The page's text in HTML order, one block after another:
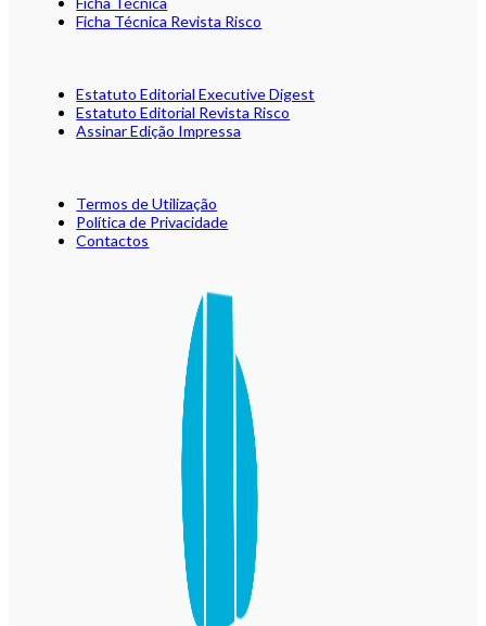
Ficha Técnica Revista Risco
Estatuto Editorial Executive Digest
Estatuto Editorial Revista Risco
Assinar Edição Impressa
Termos de Utilização
Política de Privacidade
Contactos